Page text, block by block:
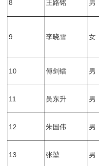
8 王路铭 男
9 李晓雪 女
10 傅剑镭 男
11 吴东升 男
12 朱国伟 男
13 张堃 男